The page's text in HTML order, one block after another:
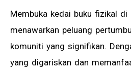
Membuka kedai buku fizikal di
menawarkan peluang
komuniti yang signifikan.
yang digariskan dan